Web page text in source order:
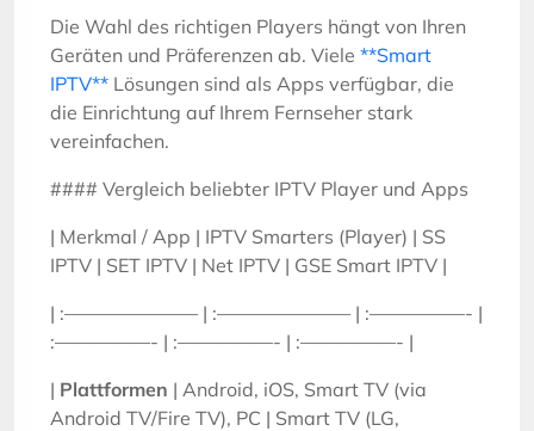
Die Wahl des richtigen Players hängt von Ihren
Geräten und Präferenzen ab. Viele **Smart
IPTV** Lösungen sind als Apps verfügbar, die
die Einrichtung auf Ihrem Fernseher stark
vereinfachen.
#### Vergleich beliebter IPTV Player und Apps
| Merkmal / App | IPTV Smarters (Player) | SS
IPTV | SET IPTV | Net IPTV | GSE Smart IPTV |
| :——————— | :——————— | :—————- |
:—————- | :—————- | :—————- |
| Plattformen | Android, iOS, Smart TV (via
Android TV/Fire TV), PC | Smart TV (LG,